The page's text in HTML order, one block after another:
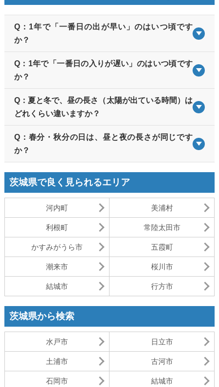
Q：1年で「一番日の出が早い」のはいつ頃です
か？
Q：1年で「一番日の入りが遅い」のはいつ頃です
か？
Q：夏と冬で、昼の長さ（太陽が出ている時間）は
どれくらい違いますか？
Q：春分・秋分の日は、昼と夜の長さが同じです
か？
茨城県で良く見られるエリア
河内町 美浦村
利根町 常陸太田市
かすみがうら市 五霞町
潮来市 桜川市
結城市 行方市
茨城県から検索
水戸市 日立市
土浦市 古河市
石岡市 結城市